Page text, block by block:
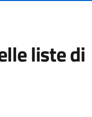
liste di